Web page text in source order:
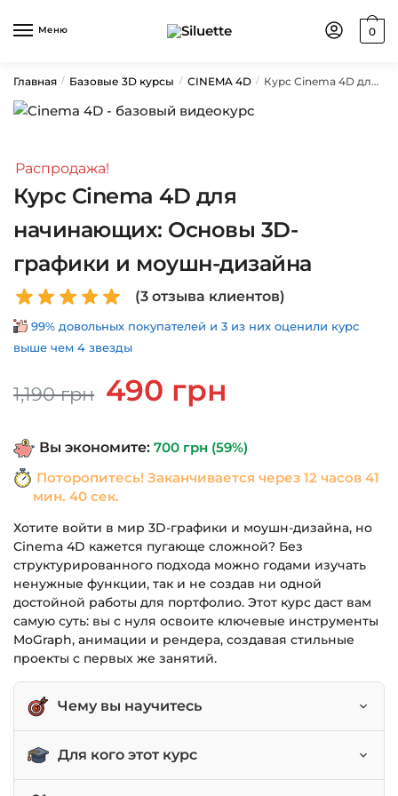
Меню 0
Главная / Базовые 3D курсы / CINEMA 4D / Курс Cinema 4D для начинающих: Основы 3D-графики и моушн-дизайна
Распродажа!
Курс Cinema 4D для
начинающих: Основы 3D-
графики и моушн-дизайна
(3отзыва клиентов)
99% довольных покупателей и 3 из них оценили курс
выше чем 4 звезды
1,190грн
Первоначальная
цена
1,190 грн.
490 грн
Вы экономите: 700 грн (59%)
Поторопитесь! Заканчивается через 12 часов 41
мин. 39 сек.
Хотите войти в мир 3D-графики и моушн-дизайна, но
Cinema 4D кажется пугающе сложной? Без
структурированного подхода можно годами изучать
ненужные функции, так и не создав ни одной
достойной работы для портфолио. Этот курс даст вам
самую суть: вы с нуля освоите ключевые инструменты
MoGraph, анимации и рендера, создавая стильные
проекты с первых же занятий.
Чему вы научитесь
Уверенно ориентироваться в интерфейсе
Для кого этот курс